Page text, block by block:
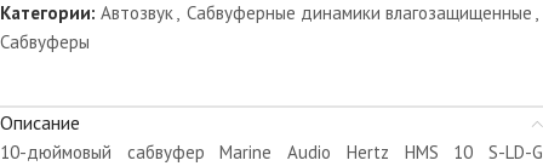
Категории: Автозвук, Сабвуферные динамики влагозащищенные ,
Сабвуферы
Описание
10-дюймовый сабвуфер Marine Audio Hertz HMS 10 S-LD-G